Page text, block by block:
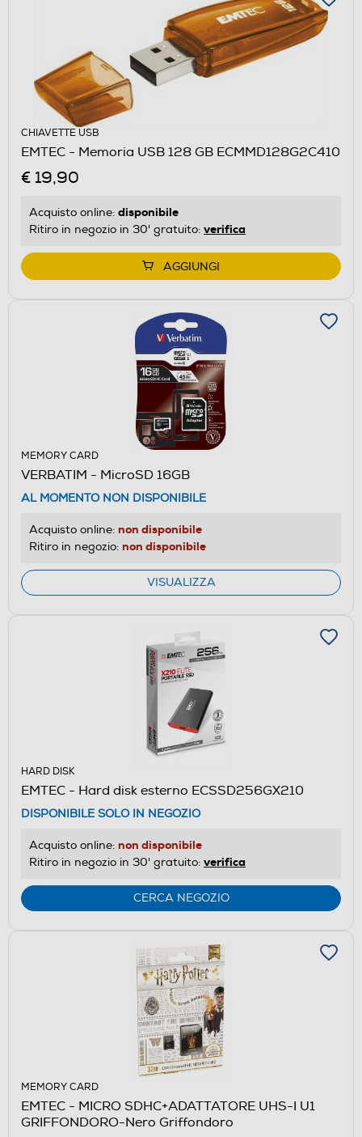
CHIAVETTE USB
EMTEC - Memoria USB 128 GB ECMMD128G2C410
€ 19,90
Acquisto online: disponibile
Ritiro in negozio in 30' gratuito: verifica
AGGIUNGI
MEMORY CARD
VERBATIM - MicroSD 16GB
AL MOMENTO NON DISPONIBILE
Acquisto online: non disponibile
Ritiro in negozio: non disponibile
VISUALIZZA
HARD DISK
EMTEC - Hard disk esterno ECSSD256GX210
DISPONIBILE SOLO IN NEGOZIO
Acquisto online: non disponibile
Ritiro in negozio in 30' gratuito: verifica
CERCA NEGOZIO
MEMORY CARD
EMTEC - MICRO SDHC+ADATTATORE UHS-I U1
GRIFFONDORO-Nero Griffondoro